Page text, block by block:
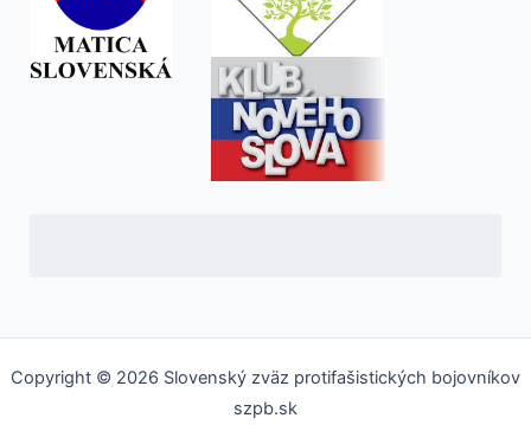
Copyright © 2026 Slovenský zväz protifašistických bojovníkov
szpb.sk